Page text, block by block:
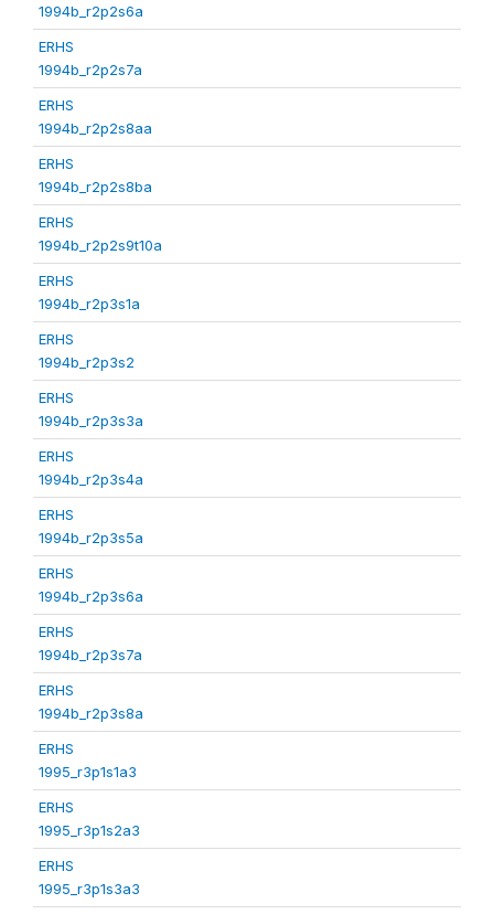
1994b_r2p2s6a
ERHS
1994b_r2p2s7a
ERHS
1994b_r2p2s8aa
ERHS
1994b_r2p2s8ba
ERHS
1994b_r2p2s9t10a
ERHS
1994b_r2p3s1a
ERHS
1994b_r2p3s2
ERHS
1994b_r2p3s3a
ERHS
1994b_r2p3s4a
ERHS
1994b_r2p3s5a
ERHS
1994b_r2p3s6a
ERHS
1994b_r2p3s7a
ERHS
1994b_r2p3s8a
ERHS
1995_r3p1s1a3
ERHS
1995_r3p1s2a3
ERHS
1995_r3p1s3a3